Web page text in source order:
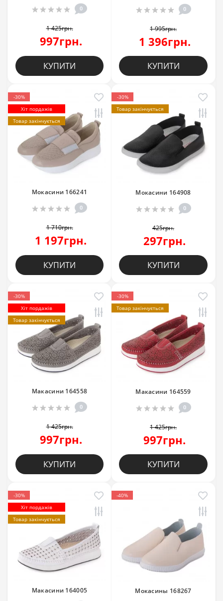
0
1 425грн.
997грн.
КУПИТИ
0
1 995грн.
1 396грн.
КУПИТИ
-30%
Хіт пордажів
Товар закінчується
Мокасини 166241
0
1 710грн.
1 197грн.
КУПИТИ
-30%
Товар закінчується
Мокасини 164908
0
425грн.
297грн.
КУПИТИ
-30%
Хіт пордажів
Товар закінчується
Макасини 164558
0
1 425грн.
997грн.
КУПИТИ
-30%
Товар закінчується
Макасини 164559
0
1 425грн.
997грн.
КУПИТИ
-30%
Хіт пордажів
Товар закінчується
Макасини 164005
-40%
Мокасины 168267